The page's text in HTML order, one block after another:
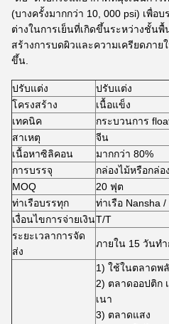
(บางครั้งมากกว่า 10, 000 psi) เพื่
ต่างในการเย็นที่เกิดขึ้นระหว่างชั้น
สร้างการบดผิวและความเครียดภาย
ขึ้น.
ปรับแต่ง
ปรับแต่ง
โครงสร้าง
เนื้อแข็ง
เทคนิค
กระบวนการ
สาเหตุ
จีน
เนื้อหาซิลิคอน
มากกว่า 80%
การบรรจุ
กล่องไม้หรือกล่อ
MOQ
20 ฟุต
ท่าเรือบรรทุก
ท่าเรือ Nansha
เงื่อนไขการจ่ายเงินT/T
ระยะเวลาการจัด
ส่ง
ภายใน 15 วันทํา
1) ใช้ในตลาดพ
2) ตลาดออปติก
เนา
3) ตลาดแสง